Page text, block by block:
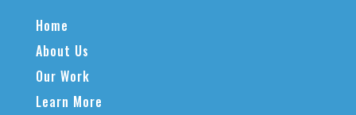
Home
About Us
Our Work
Learn More